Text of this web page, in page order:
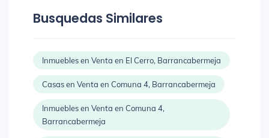
Busquedas Similares
Inmuebles en Venta en El Cerro, Barrancabermeja
Casas en Venta en Comuna 4, Barrancabermeja
Inmuebles en Venta en Comuna 4,
Barrancabermeja